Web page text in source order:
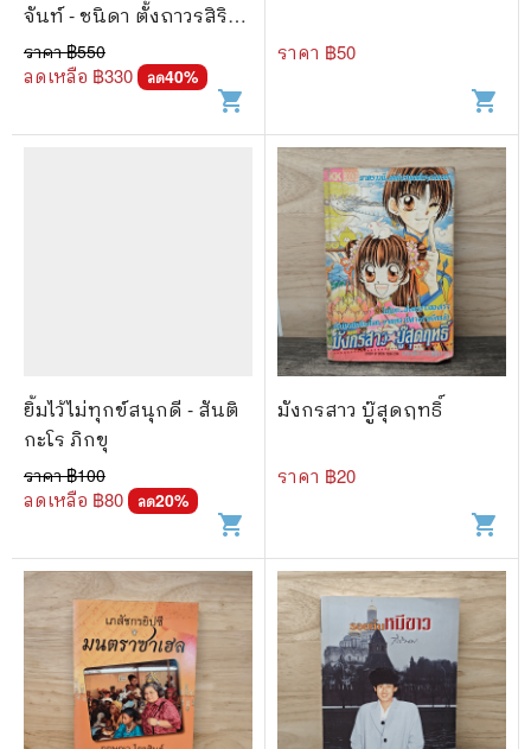
จันท์ - ชนิดา ตั้งถาวรสิริ
กุล
ราคา ฿550
ลดเหลือ ฿330 ลด40%
shopping_cart
ราคา ฿50
shopping_cart
ยิ้มไว้ไม่ทุกข์สนุกดี - สันติ
กะโร ภิกขุ
ราคา ฿100
ลดเหลือ ฿80 ลด20%
shopping_cart
มังกรสาว บู๊สุดฤทธิ์
ราคา ฿20
shopping_cart